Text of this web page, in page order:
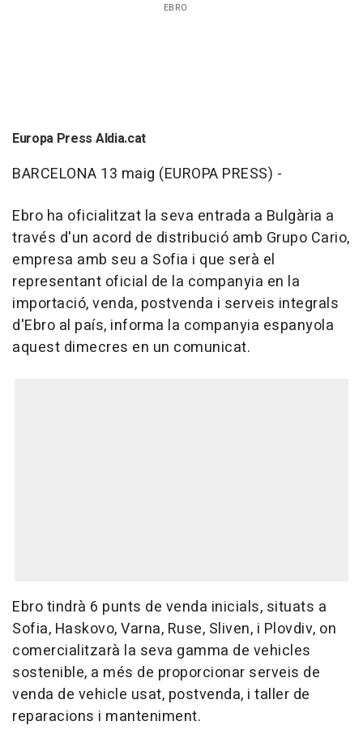
EBRO
Europa Press Aldia.cat
BARCELONA 13 maig (EUROPA PRESS) -
Ebro ha oficialitzat la seva entrada a Bulgària a
través d'un acord de distribució amb Grupo Cario,
empresa amb seu a Sofia i que serà el
representant oficial de la companyia en la
importació, venda, postvenda i serveis integrals
d'Ebro al país, informa la companyia espanyola
aquest dimecres en un comunicat.
Ebro tindrà 6 punts de venda inicials, situats a
Sofia, Haskovo, Varna, Ruse, Sliven, i Plovdiv, on
comercialitzarà la seva gamma de vehicles
sostenible, a més de proporcionar serveis de
venda de vehicle usat, postvenda, i taller de
reparacions i manteniment.